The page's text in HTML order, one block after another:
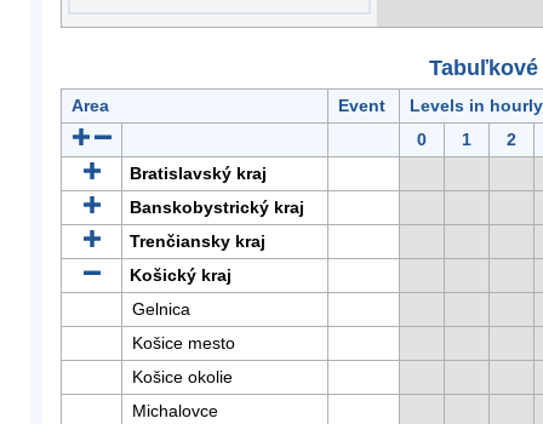
Area Event
Levels in
0
1
2
Bratislavský kraj
Banskobystrický kraj
Trenčiansky kraj
Košický kraj
Gelnica
Košice mesto
Košice okolie
Michalovce